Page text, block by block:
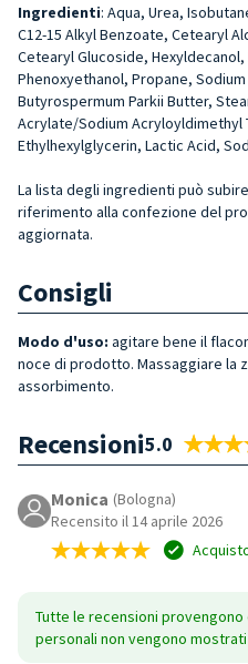
Ingredienti: Aqua, Urea,
C12-15 Alkyl Benzoate, Cetearyl
Cetearyl Glucoside,
Phenoxyethanol, Propane,
Butyrospermum Parkii Butter,
Acrylate/Sodium Acryloyldimethyl
Ethylhexylglycerin, Lactic Acid,
La lista degli ingredienti può
riferimento alla confezione del
aggiornata.
Consigli
Modo d'uso: agitare bene il
noce di prodotto. Massaggiare la
assorbimento.
Recensioni5.0
Monica (Bologna)
Recensito il 14 aprile 2026
Tutte le recensioni
personali non vengono